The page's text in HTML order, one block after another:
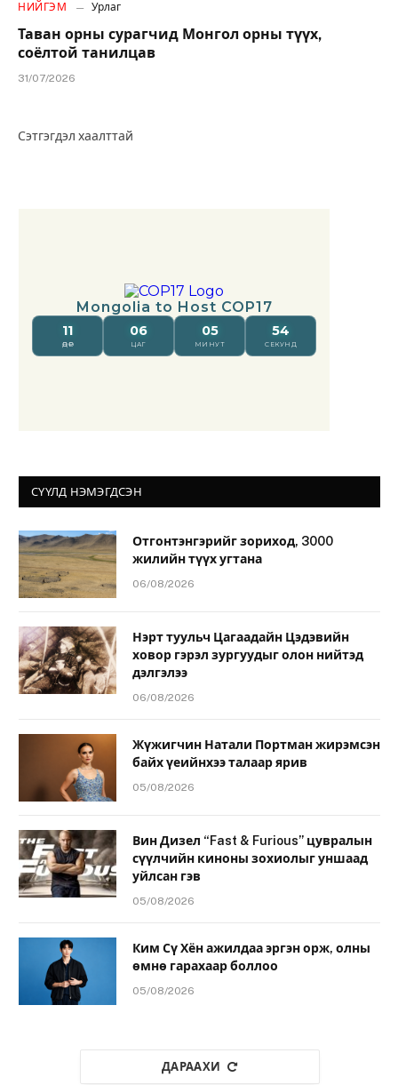
НИЙГЭМ Урлаг
Таван орны сурагчид Монгол орны түүх,
соёлтой танилцав
31/07/2026
Сэтгэгдэл хаалттай
СҮҮЛД НЭМЭГДСЭН
Отгонтэнгэрийг зориход, 3000
жилийн түүх угтана
06/08/2026
Нэрт туульч Цагаадайн Цэдэвийн
ховор гэрэл зургуудыг олон нийтэд
дэлгэлээ
06/08/2026
Жүжигчин Натали Портман жирэмсэн
байх үеийнхээ талаар ярив
05/08/2026
Вин Дизел “Fast & Furious” цувралын
сүүлчийн киноны зохиолыг уншаад
уйлсан гэв
05/08/2026
Ким Сү Хён ажилдаа эргэн орж, олны
өмнө гарахаар боллоо
05/08/2026
ДАРААХИ